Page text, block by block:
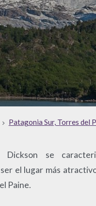
Patagonia Sur, Torres del
Dickson se
el lugar más
Paine.